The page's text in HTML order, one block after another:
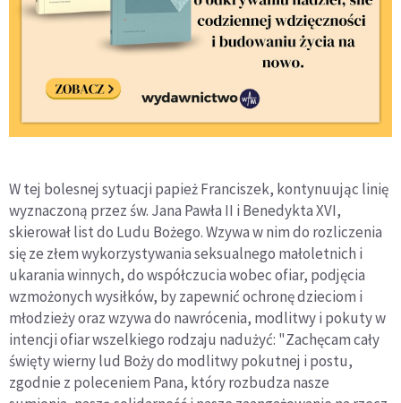
W tej bolesnej sytuacji papież Franciszek, kontynuując linię
wyznaczoną przez św. Jana Pawła II i Benedykta XVI,
skierował list do Ludu Bożego. Wzywa w nim do rozliczenia
się ze złem wykorzystywania seksualnego małoletnich i
ukarania winnych, do współczucia wobec ofiar, podjęcia
wzmożonych wysiłków, by zapewnić ochronę dzieciom i
młodzieży oraz wzywa do nawrócenia, modlitwy i pokuty w
intencji ofiar wszelkiego rodzaju nadużyć: "Zachęcam cały
święty wierny lud Boży do modlitwy pokutnej i postu,
zgodnie z poleceniem Pana, który rozbudza nasze